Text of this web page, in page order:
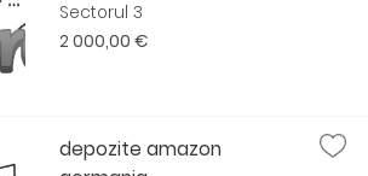
Sectorul 3
2 000,00 €
depozite amazon